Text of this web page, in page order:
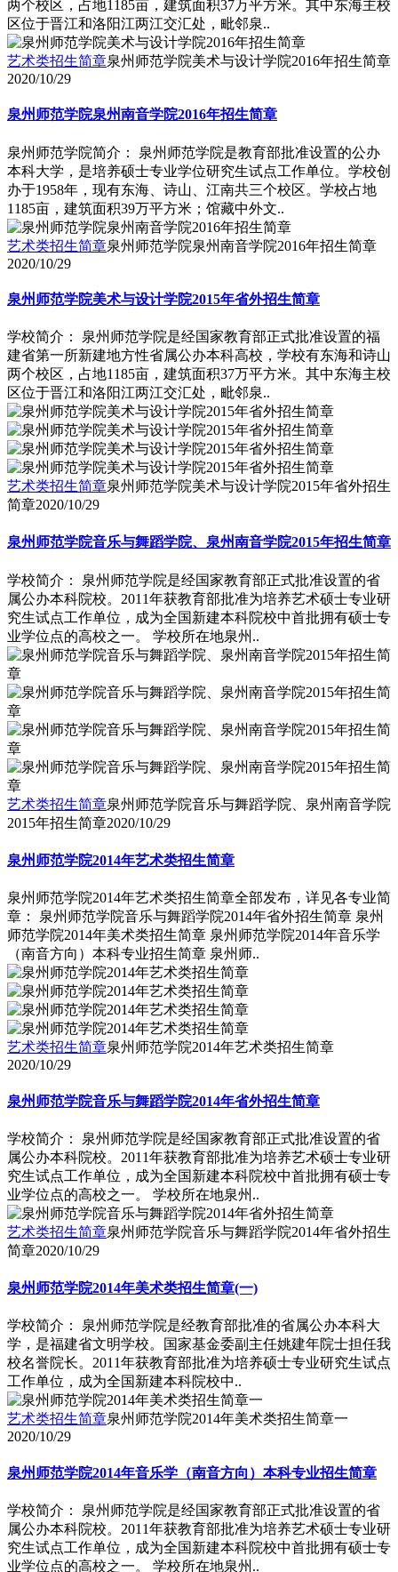
两个校区，占地1185亩，建筑面积37万平方米。其中东海主校
区位于晋江和洛阳江两江交汇处，毗邻泉..
艺术类招生简章泉州师范学院美术与设计学院2016年招生简章
2020/10/29
泉州师范学院泉州南音学院2016年招生简章
泉州师范学院简介： 泉州师范学院是教育部批准设置的公办
本科大学，是培养硕士专业学位研究生试点工作单位。学校创
办于1958年，现有东海、诗山、江南共三个校区。学校占地
1185亩，建筑面积39万平方米；馆藏中外文..
艺术类招生简章泉州师范学院泉州南音学院2016年招生简章
2020/10/29
泉州师范学院美术与设计学院2015年省外招生简章
学校简介： 泉州师范学院是经国家教育部正式批准设置的福
建省第一所新建地方性省属公办本科高校，学校有东海和诗山
两个校区，占地1185亩，建筑面积37万平方米。其中东海主校
区位于晋江和洛阳江两江交汇处，毗邻泉..
艺术类招生简章泉州师范学院美术与设计学院2015年省外招生
简章2020/10/29
泉州师范学院音乐与舞蹈学院、泉州南音学院2015年招生简章
学校简介： 泉州师范学院是经国家教育部正式批准设置的省
属公办本科院校。2011年获教育部批准为培养艺术硕士专业研
究生试点工作单位，成为全国新建本科院校中首批拥有硕士专
业学位点的高校之一。 学校所在地泉州..
艺术类招生简章泉州师范学院音乐与舞蹈学院、泉州南音学院
2015年招生简章2020/10/29
泉州师范学院2014年艺术类招生简章
泉州师范学院2014年艺术类招生简章全部发布，详见各专业简
章： 泉州师范学院音乐与舞蹈学院2014年省外招生简章 泉州
师范学院2014年美术类招生简章 泉州师范学院2014年音乐学
（南音方向）本科专业招生简章 泉州师..
艺术类招生简章泉州师范学院2014年艺术类招生简章
2020/10/29
泉州师范学院音乐与舞蹈学院2014年省外招生简章
学校简介： 泉州师范学院是经国家教育部正式批准设置的省
属公办本科院校。2011年获教育部批准为培养艺术硕士专业研
究生试点工作单位，成为全国新建本科院校中首批拥有硕士专
业学位点的高校之一。 学校所在地泉州..
艺术类招生简章泉州师范学院音乐与舞蹈学院2014年省外招生
简章2020/10/29
泉州师范学院2014年美术类招生简章(一)
学校简介： 泉州师范学院是经教育部批准的省属公办本科大
学，是福建省文明学校。国家基金委副主任姚建年院士担任我
校名誉院长。2011年获教育部批准为培养硕士专业研究生试点
工作单位，成为全国新建本科院校中..
艺术类招生简章泉州师范学院2014年美术类招生简章一
2020/10/29
泉州师范学院2014年音乐学（南音方向）本科专业招生简章
学校简介： 泉州师范学院是经国家教育部正式批准设置的省
属公办本科院校。2011年获教育部批准为培养艺术硕士专业研
究生试点工作单位，成为全国新建本科院校中首批拥有硕士专
业学位点的高校之一。 学校所在地泉州..